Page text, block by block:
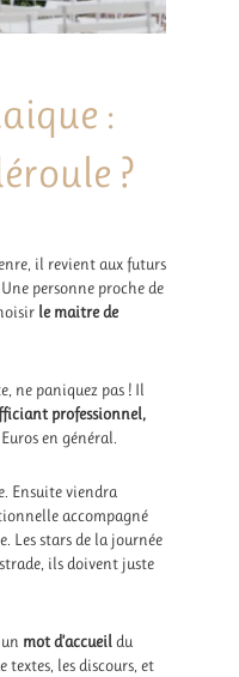
:
?
il revient aux futurs
personne proche de
le maitre de
ne paniquez pas ! Il
professionnel,
en général.
Ensuite viendra
accompagné
Les stars de la journée
ils doivent juste
mot d’accueil du
textes, les discours, et